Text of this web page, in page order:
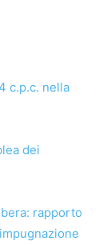
c.p.c. nella
dei
rapporto